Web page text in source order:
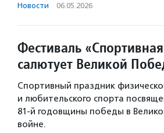
Новости · 06.05.2026
Фестиваль
салютует Великой
Спортивный праздник
и любительского спорта
81-й годовщины победы в
войне.